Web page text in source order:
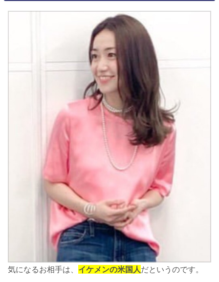
気になるお相手は、 イケメンの米国人だというのです。